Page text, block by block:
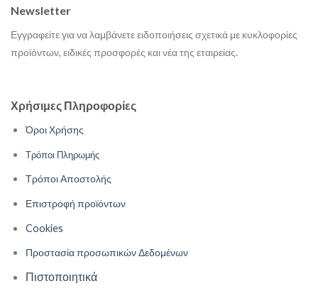
Χρήσιμες Πληροφορίες
Όροι Χρήσης
Τρόποι Πληρωμής
Τρόποι Αποστολής
Επιστροφή προϊόντων
Cookies
Προστασία προσωπικών Δεδομένων
Πιστοποιητικά
Newsletter
Εγγραφείτε για να λαμβάνετε ειδοποιήσεις σχετικά με κυκλοφορίες
προϊόντων, ειδικές προσφορές και νέα της εταιρείας.